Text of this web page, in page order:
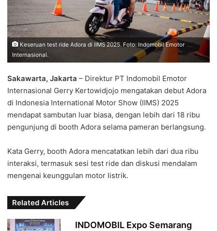
Keseruan test ride Adora di IIMS 2025. Foto: Indomobil Emotor
Internasional.
Sakawarta, Jakarta – Direktur PT Indomobil Emotor
Internasional Gerry Kertowidjojo mengatakan debut Adora
di Indonesia International Motor Show (IIMS) 2025
mendapat sambutan luar biasa, dengan lebih dari 18 ribu
pengunjung di booth Adora selama pameran berlangsung.
Kata Gerry, booth Adora mencatatkan lebih dari dua ribu
interaksi, termasuk sesi test ride dan diskusi mendalam
mengenai keunggulan motor listrik.
Related Articles
INDOMOBIL Expo Semarang